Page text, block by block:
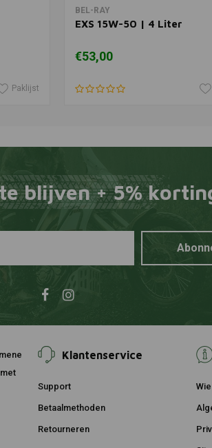
Paklijst
BEL-RAY
EXS 15W-50 | 4 Liter
€53,00
blijven + 5%
Klantenservice
Support
Betaalmethoden
Retourneren